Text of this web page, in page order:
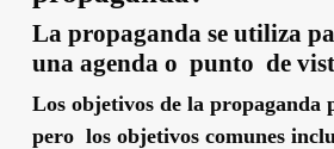
La propaganda se utiliza
una agenda o punto de
Los objetivos de la propaganda
pero los objetivos comunes